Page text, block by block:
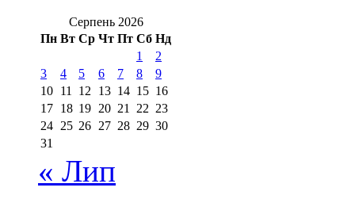
Серпень 2026
Пн Вт Ср Чт Пт Сб Нд
1
2
3
4 5 6 7 8
9
10 11 12 13 14 15 16
17 18 19 20 21 22 23
24 25 26 27 28 29 30
31
« Лип